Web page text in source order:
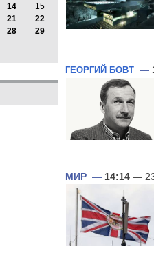
14
15
21
22
28
29
ГЕОРГИЙ БОВТ —
МИР — 14:14 —